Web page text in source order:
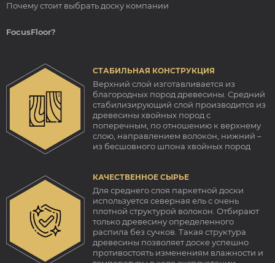
Почему стоит выбрать доску компании
FocusFloor?
СТАБИЛЬНАЯ КОНСТРУКЦИЯ
Верхний слой изготавливается из
благородных пород древесины. Средний
стабилизирующий слой производится из
древесины хвойных пород с
поперечным, по отношению к верхнему
слою, направлением волокон, нижний –
из бесшовного шпона хвойных пород
КАЧЕСТВЕННОЕ СЫРЬЕ
Для среднего слоя паркетной доски
используется северная ель с очень
плотной структурой волокон. Отбирают
только древесину определенного
распила без сучков. Такая структура
древесины позволяет доске успешно
противостоять изменениям влажности и